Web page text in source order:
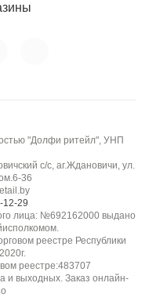
"Долфи ритейл", УНП
с/с, аг.Ждановичи, ул.
36
12-29
лица: №692162000 выдано
реестре Республики
реестре:483707
и выходных. Заказ онлайн-